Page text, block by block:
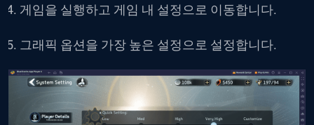
게임을 실행하고 게임 내 설정으로 이동합니다.
그래픽 옵션을 가장 높은 설정으로 설정합니다.